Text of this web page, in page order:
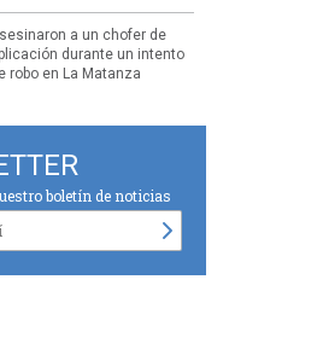
a un chofer de
durante un intento
robo en La Matanza
boletín de noticias